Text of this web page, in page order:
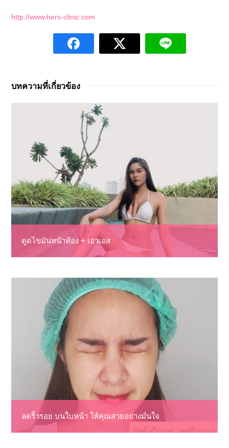
http://www.hers-clinic.com
บทความที่เกี่ยวข้อง
ดูดไขมันหน้าท้อง + เอวเอส
ลดริ้วรอย บนใบหน้า ให้คุณสวยอย่างมั่นใจ